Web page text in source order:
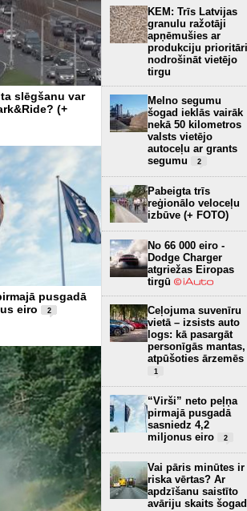
slēgšanu var
(+
pusgadā
eiro
2
KEM: Trīs Latvijas
granulu ražotāji
apņēmušies ar
produkciju prioritāri
nodrošināt vietējo
tirgu
Melno segumu
šogad ieklās vairāk
nekā 50 kilometros
valsts vietējo
autoceļu ar grants
segumu
2
Pabeigta trīs
reģionālo veloceļu
izbūve (+ FOTO)
No 66 000 eiro -
Dodge Charger
atgriežas Eiropas
tirgū
Ceļojuma suvenīru
vietā – izsists auto
logs: kā pasargāt
personīgās mantas,
atpūšoties ārzemēs
1
“Virši” neto peļņa
pirmajā pusgadā
sasniedz 4,2
miljonus eiro
2
Vai pāris minūtes ir
riska vērtas? Ar
apdzīšanu saistīto
avāriju skaits šogad